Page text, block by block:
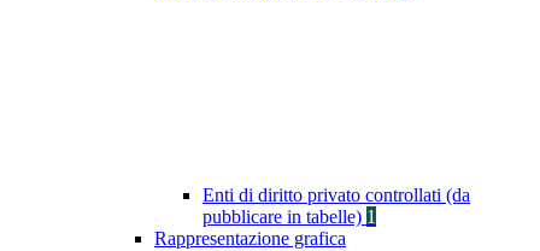
Enti di diritto privato controllati (da
pubblicare in tabelle) 1
Rappresentazione grafica